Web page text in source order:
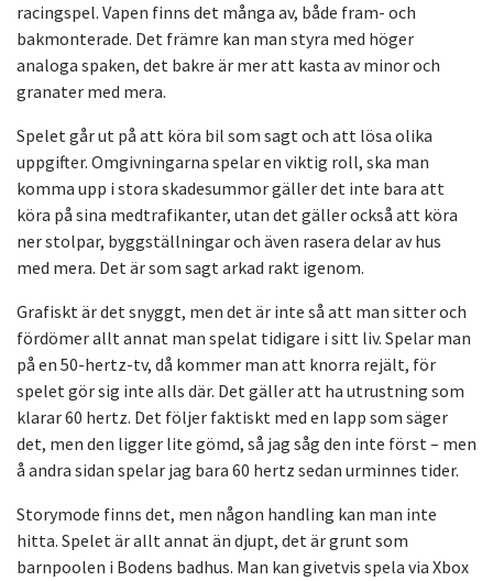
racingspel. Vapen finns det många av, både fram- och
bakmonterade. Det främre kan man styra med höger
analoga spaken, det bakre är mer att kasta av minor och
granater med mera.
Spelet går ut på att köra bil som sagt och att lösa olika
uppgifter. Omgivningarna spelar en viktig roll, ska man
komma upp i stora skadesummor gäller det inte bara att
köra på sina medtrafikanter, utan det gäller också att köra
ner stolpar, byggställningar och även rasera delar av hus
med mera. Det är som sagt arkad rakt igenom.
Grafiskt är det snyggt, men det är inte så att man sitter och
fördömer allt annat man spelat tidigare i sitt liv. Spelar man
på en 50-hertz-tv, då kommer man att knorra rejält, för
spelet gör sig inte alls där. Det gäller att ha utrustning som
klarar 60 hertz. Det följer faktiskt med en lapp som säger
det, men den ligger lite gömd, så jag såg den inte först – men
å andra sidan spelar jag bara 60 hertz sedan urminnes tider.
Storymode finns det, men någon handling kan man inte
hitta. Spelet är allt annat än djupt, det är grunt som
barnpoolen i Bodens badhus. Man kan givetvis spela via Xbox